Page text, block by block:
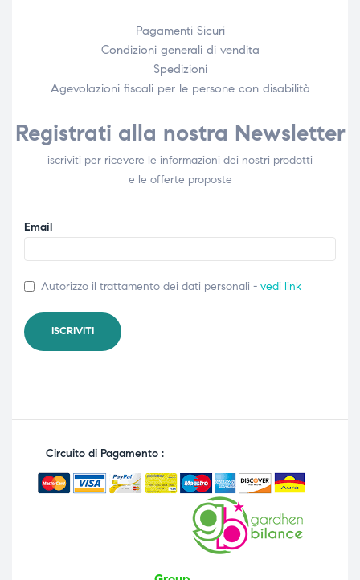
Pagamenti Sicuri
Condizioni generali di vendita
Spedizioni
Agevolazioni fiscali per le persone con disabilità​
Registrati alla nostra Newsletter
iscriviti per ricevere le informazioni dei nostri prodotti
e le offerte proposte
Email
Autorizzo il trattamento dei dati personali - vedi link
Circuito di Pagamento :